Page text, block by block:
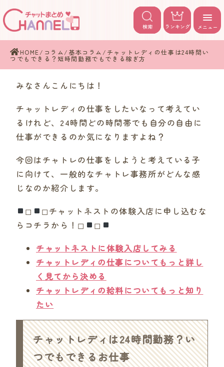
検索 ランキング メニュー
HOME/ コラム/ 基本コラム / チャットレディの仕事は24時間い
つでもできる？短時間勤務でもできる稼ぎ方
みなさんこんにちは！
チャットレディの仕事をしたいなって考えてい
るけれど、24時間どの時間帯でも自分の自由に
仕事ができるのか気になりますよね？
今回はチャトレの仕事をしようと考えている子
に向けて、一般的なチャトレ事務所がどんな感
じなのか紹介します。
◻︎
◻︎チャットネストの体験入店に申し込むな
らコチラから！◻︎
◻︎
チャットネストに体験入店してみる
チャットレディの仕事についてもっと詳し
く見てから決める
チャットレディの給料についてもっと知り
たい
チャットレディは24時間勤務？い
つでもできるお仕事